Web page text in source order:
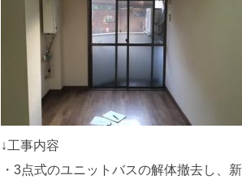
↓工事内容
・3点式のユニットバスの解体撤去し、